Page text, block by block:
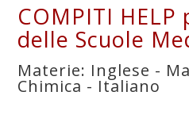
COMPITI HELP
delle Scuole
Materie: Inglese -
Chimica - Italiano